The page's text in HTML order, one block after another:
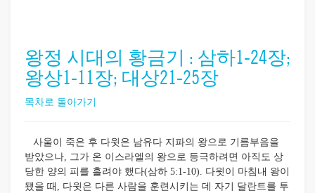
왕정 시대의 황금기 : 삼하1-24장;
왕상1-11장; 대상21-25장
목차로 돌아가기
사울이 죽은 후 다윗은 남유다 지파의 왕으로 기름부음을
받았으나, 그가 온 이스라엘의 왕으로 등극하려면 아직도 상
당한 양의 피를 흘려야 했다(삼하 5:1-10). 다윗이 마침내 왕이
됐을 때, 다윗은 다른 사람을 훈련시키는 데 자기 달란트를 투